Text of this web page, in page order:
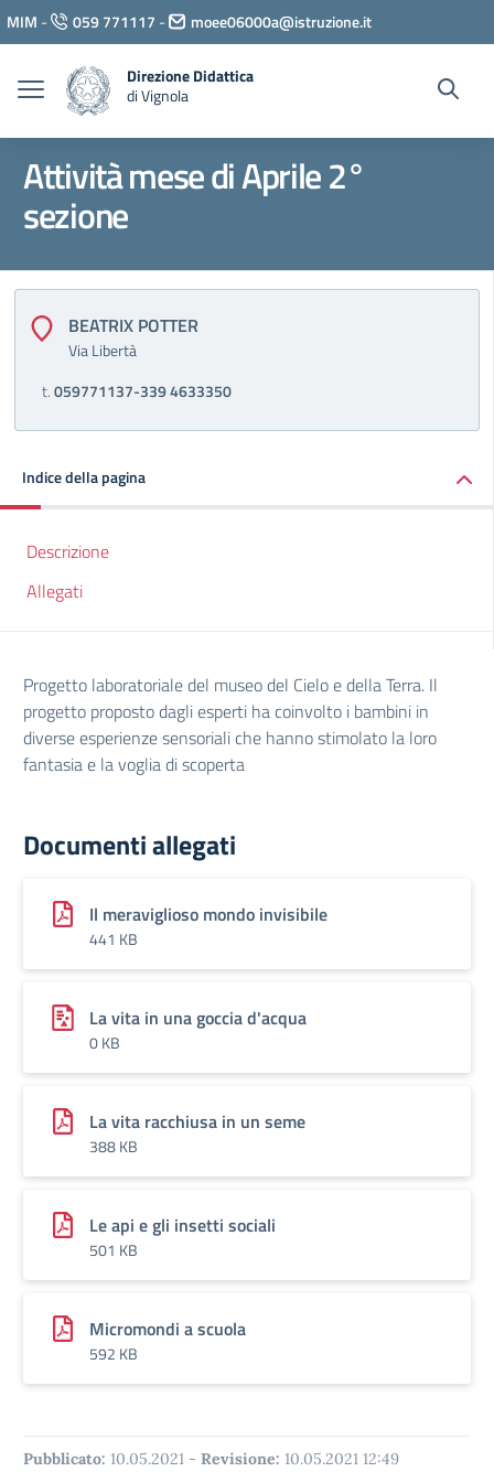
Vai ai contenuti
Vai al menu di navigazione
Vai al footer
MIM - 059 771117 - moee06000a@istruzione.it
Direzione Didattica
di Vignola
Attività mese di Aprile 2°
sezione
BEATRIX POTTER
Via Libertà
t.059771137-339 4633350
Indice della pagina
Descrizione
Allegati
Progetto laboratoriale del museo del Cielo e della Terra. Il
progetto proposto dagli esperti ha coinvolto i bambini in
diverse esperienze sensoriali che hanno stimolato la loro
fantasia e la voglia di scoperta
Documenti allegati
Il meraviglioso mondo invisibile
441 KB
La vita in una goccia d'acqua
0 KB
La vita racchiusa in un seme
388 KB
Le api e gli insetti sociali
501 KB
Micromondi a scuola
592 KB
Pubblicato: 10.05.2021 - Revisione: 10.05.2021 12:49